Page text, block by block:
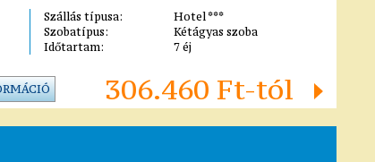
Szállás típusa:
Hotel ***
Szobatípus:
Kétágyas szoba
Időtartam:
7 éj
306.460 Ft-tól